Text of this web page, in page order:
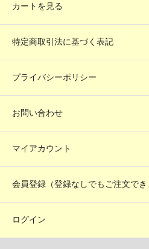
カートを見る
特定商取引法に基づく表記
プライバシーポリシー
お問い合わせ
マイアカウント
会員登録（登録なしでもご注文でき
ログイン